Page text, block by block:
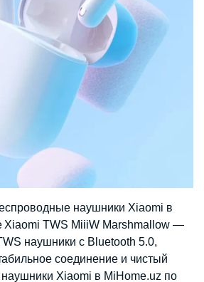
наушники Xiaomi в
Xiaomi TWS MiiiW Marshmallow —
наушники с Bluetooth 5.0,
соединение и чистый
наушники Xiaomi в MiHome.uz по